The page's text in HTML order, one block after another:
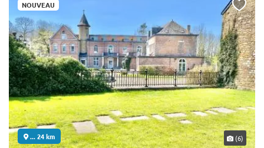
NOUVEAU
... 24 km (6)